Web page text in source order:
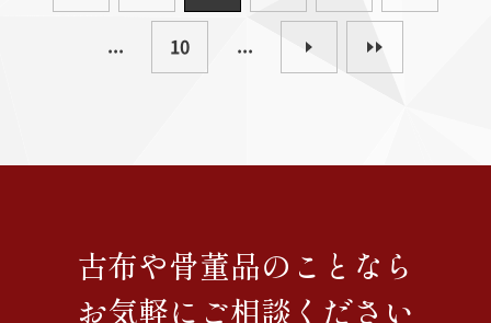
... 10 ...
古布や骨董品のことなら
お気軽にご相談ください